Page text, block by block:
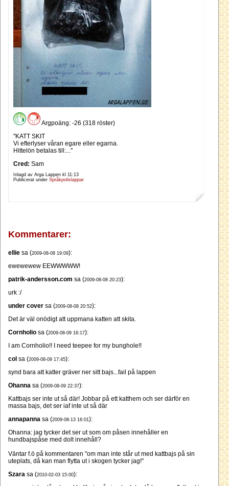
Argpoäng: -26 (318 röster)
"KATT SKIT
Vi efterlyser våran egare eller egarna.
Hittelön betalas till:..."
Cred: Sam
Inlagd av Arga Lappen kl 11:13
Publicerat under Språkpolislappar
Kommentarer:
ellie sa (2009-08-08 19:09):
ewewewew EEWWWWW!
patrik-andersson.com sa (2009-08-08 20:23):
urk :/
under cover sa (2009-08-08 20:52):
Det är väl onödigt att uppmana katten att skita.
Cornholio sa (2009-08-09 16:17):
I am Cornholio!! I need teepee for my bunghole!!
col sa (2009-08-09 17:45):
synd bara att katter gräver ner sitt bajs...fail på lappen
Ohanna sa (2009-08-09 22:37):
Kattbajs ser inte ut så där! Jobbar på ett katthem och ser därför en
massa bajs, det ser iaf inte ut så där
annapanna sa (2009-08-13 16:01):
Ohanna: jag tycker det ser ut som om påsen innehåller en
hundbajspåse med dolt innehåll?
Väntar f.ö på kommentaren "om man inte står ut med kattbajs på sin
uteplats, då kan man flytta ut i skogen tycker jag!"
Szara sa (2010-02-03 15:00):